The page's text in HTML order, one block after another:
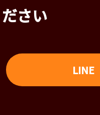
さい
LINE